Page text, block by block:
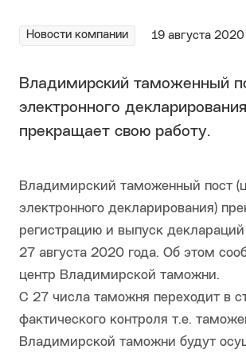
Новости компании 19 августа 2020
Владимирский таможенный
электронного
прекращает свою работу.
Владимирский таможенный пост
электронного декларирования)
регистрацию и выпуск
27 августа 2020 года. Об этом
центр Владимирской таможни.
С 27 числа таможня переходит в
фактического контроля т.е.
Владимирской таможни будут